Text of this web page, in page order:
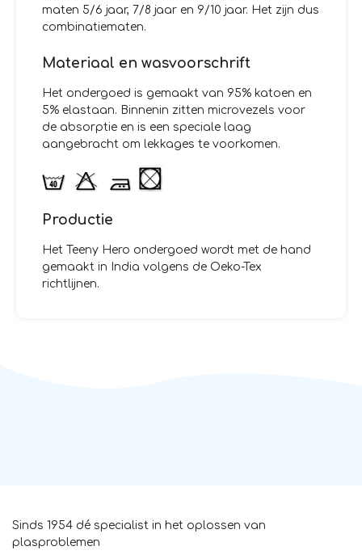
maten 5/6 jaar, 7/8 jaar en 9/10 jaar. Het zijn dus
combinatiematen.
Materiaal en wasvoorschrift
Het ondergoed is gemaakt van 95% katoen en
5% elastaan. Binnenin zitten microvezels voor
de absorptie en is een speciale laag
aangebracht om lekkages te voorkomen.
Productie
Het Teeny Hero ondergoed wordt met de hand
gemaakt in India volgens de Oeko-Tex
richtlijnen.
Sinds 1954 dé specialist in het oplossen van
plasproblemen